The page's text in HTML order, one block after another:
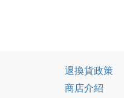
退換貨政策
商店介紹